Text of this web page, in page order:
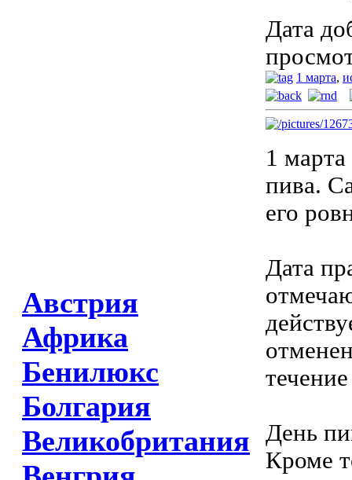
Австрия
Африка
Бенилюкс
Болгария
Великобритания
Дата
1 марта,
1
пива.
его
Дата
День
Кроме